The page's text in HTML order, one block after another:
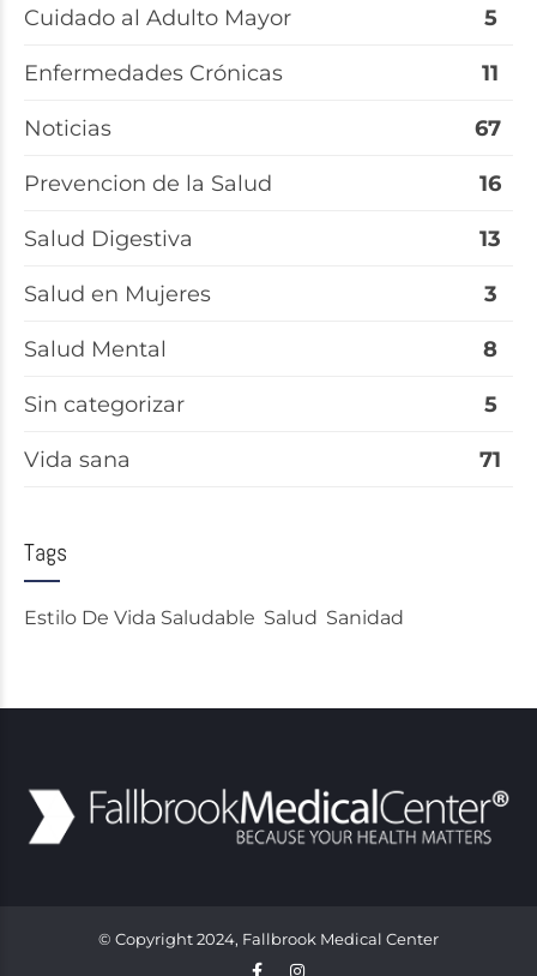
Cuidado al Adulto Mayor 5
Enfermedades Crónicas 11
Noticias 67
Prevencion de la Salud 16
Salud Digestiva 13
Salud en Mujeres 3
Salud Mental 8
Sin categorizar 5
Vida sana 71
Tags
Estilo De Vida Saludable Salud Sanidad
© Copyright 2024, Fallbrook Medical Center